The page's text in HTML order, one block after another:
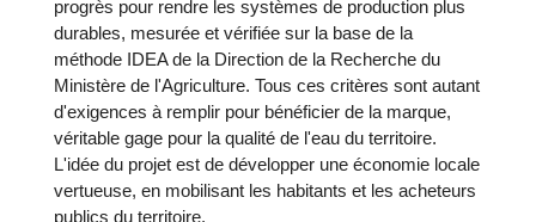
progrès pour rendre les systèmes de production plus
durables, mesurée et vérifiée sur la base de la
méthode IDEA de la Direction de la Recherche du
Ministère de l'Agriculture. Tous ces critères sont autant
d'exigences à remplir pour bénéficier de la marque,
véritable gage pour la qualité de l'eau du territoire.
L'idée du projet est de développer une économie locale
vertueuse, en mobilisant les habitants et les acheteurs
publics du territoire.